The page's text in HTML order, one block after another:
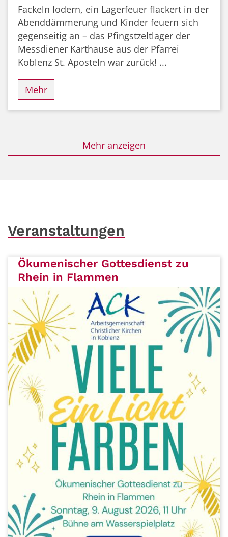
Fackeln lodern, ein Lagerfeuer flackert in der
Abenddämmerung und Kinder feuern sich
gegenseitig an – das Pfingstzeltlager der
Messdiener Karthause aus der Pfarrei
Koblenz St. Aposteln war zurück! ...
Mehr
Mehr anzeigen
Veranstaltungen
Ökumenischer Gottesdienst zu
Rhein in Flammen